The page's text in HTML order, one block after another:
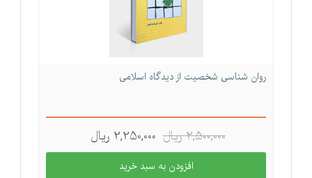
روان شناسی شخصیت از دیدگاه اسلامی
2,500,000 ريال 2,250,000 ريال